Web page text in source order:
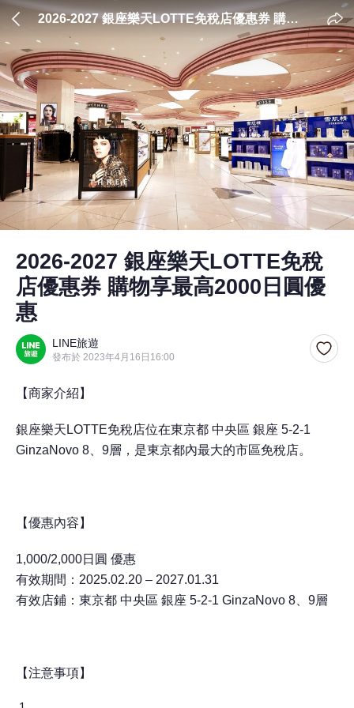
2026-2027 銀座樂天LOTTE免稅店優惠券 購物
享最高2000日圓優惠
2026-2027 銀座樂天LOTTE免稅
店優惠券 購物享最高2000日圓優
惠
LINE旅遊
發布於 2023年4月16日16:00
【商家介紹】
銀座樂天LOTTE免稅店位在東京都 中央區 銀座 5-2-1
GinzaNovo 8、9層，是東京都內最大的市區免稅店。
【優惠內容】
1,000/2,000日圓 優惠
有效期間：2025.02.20 – 2027.01.31
有效店鋪：東京都 中央區 銀座 5-2-1 GinzaNovo 8、9層
【注意事項】